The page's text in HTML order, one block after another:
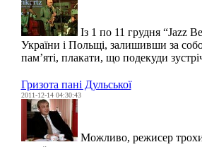
Із 1 по 11 грудня “Jazz
України і Польщі, залишивши за
пам’яті, плакати, що подекуди
Гризота пані Дульської
2011-12-14 04:30:43
Можливо, режисер трохи